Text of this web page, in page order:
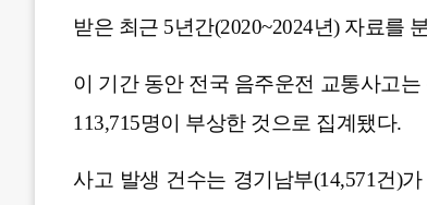
받은 최근 5년간(2020~2024년) 자료를
이 기간 동안 전국 음주운전 교통사고
113,715명이 부상한 것으로 집계됐다.
사고 발생 건수는 경기남부(14,571건)